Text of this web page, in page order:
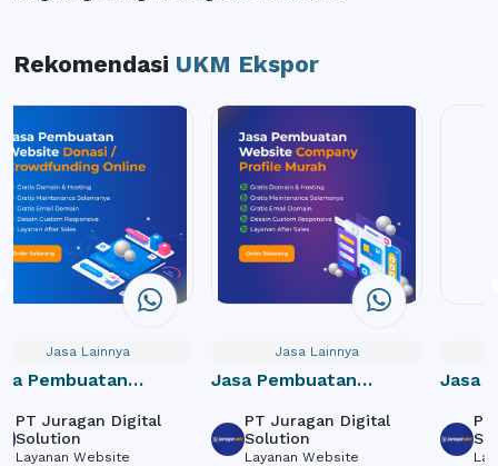
Rekomendasi UKM Ekspor
Jasa Lainnya
Pembuatan
Online
PT Juragan Digital
Solution
Layanan Website
Jasa Lainnya
Jasa Pembuatan
Company Profile
PT Juragan Digital
Solution
Layanan Website
Jasa
e-